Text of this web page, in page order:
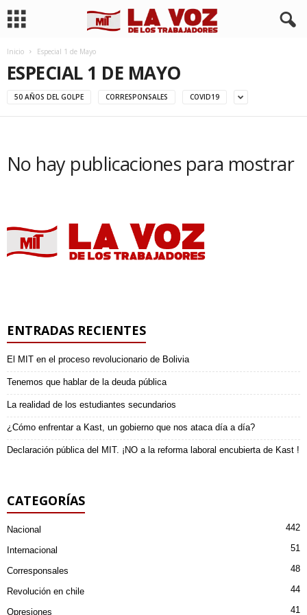
Inicio Especial 1 de Mayo
ESPECIAL 1 DE MAYO
50 AÑOS DEL GOLPE CORRESPONSALES COVID19
No hay publicaciones para mostrar
ENTRADAS RECIENTES
El MIT en el proceso revolucionario de Bolivia
Tenemos que hablar de la deuda pública
La realidad de los estudiantes secundarios
¿Cómo enfrentar a Kast, un gobierno que nos ataca día a día?
Declaración pública del MIT. ¡NO a la reforma laboral encubierta de Kast !
CATEGORÍAS
Nacional 442
Internacional 51
Corresponsales 48
Revolución en chile 44
Opresiones 41